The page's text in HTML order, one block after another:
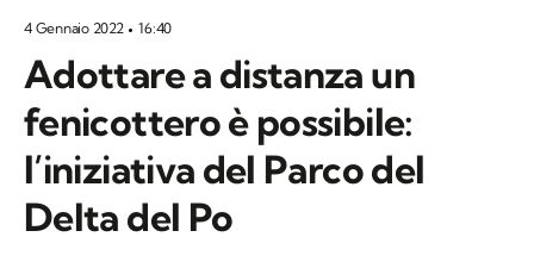
4 Gennaio 2022 16:40
Adottare a distanza un
fenicottero è possibile:
l’iniziativa del Parco del
Delta del Po